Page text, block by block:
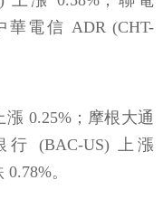
華電信 ADR (CHT-
0.25%；摩根大通
行 (BAC-US) 上漲
。